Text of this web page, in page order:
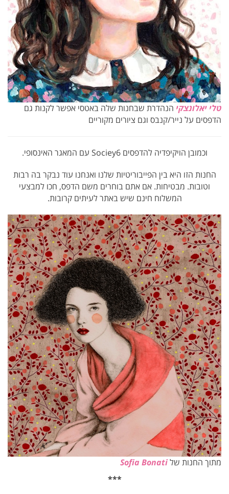
טלי יאלונצקי הנהדרת שבחנות שלה באטסי אפשר לקנות גם
הדפסים על נייר/קנבס וגם ציורים מקוריים
וכמובן הויקיפדיה להדפסים Sociey6 עם המאגר האינסופי.
החנות הזו היא בין הפייבוריטיות שלנו ואנחנו עוד נבקר בה רבות
וטובות. מבטיחות. אם אתם בוחרים משם הדפס, חכו למבצעי
המשלוח חינם שיש באתר לעיתים קרובות.
מתוך החנות שלSofia Bonati
***